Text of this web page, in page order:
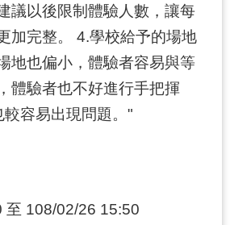
議以後限制體驗人數，讓每
加完整。 4.學校給予的場地
地也偏小，體驗者容易與等
體驗者也不好進行手把揮
容易出現問題。"
至 108/02/26 15:50